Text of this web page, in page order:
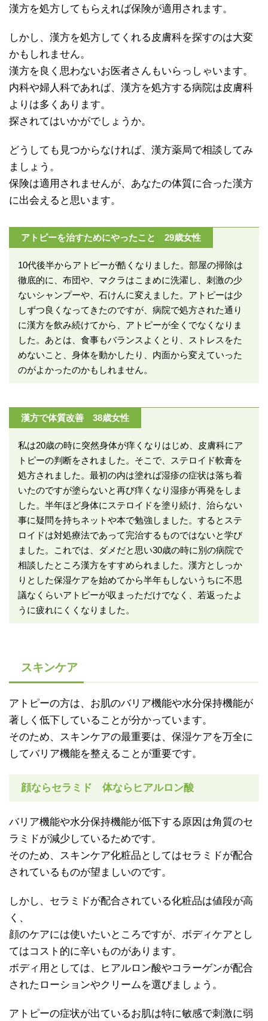
漢方を処方してもらえれば保険が適用されます。
しかし、漢方を処方してくれる皮膚科を探すのは大変
かもしれません。
漢方を良く思わないお医者さんもいらっしゃいます。
内科や婦人科であれば、漢方を処方する病院は皮膚科
よりは多くあります。
探されてはいかがでしょうか。
どうしても見つからなければ、漢方薬局で相談してみ
ましょう。
保険は適用されませんが、あなたの体質に合った漢方
に出会えると思います。
アトピーを治すためにやったこと 29歳女性
10代後半からアトピーが酷くなりました。部屋の掃除は
徹底的に、布団や、マクラはこまめに洗濯し、刺激の少
ないシャンプーや、石けんに変えました。アトピーは少
しずつ良くなってきたのですが、病院で処方された通り
に漢方を飲み続けてから、アトピーが全くでなくなりま
した。あとは、食事もバランスよくとり、ストレスをた
めないこと、身体を動かしたり、内面から変えていった
のがよかったのかもしれません。
漢方で体質改善 38歳女性
私は20歳の時に突然身体が痒くなりはじめ、皮膚科にア
トピーの判断をされました。そこで、ステロイド軟膏を
処方されました。最初の内は塗れば湿疹の症状は落ち着
いたのですが塗らないと再び痒くなり湿疹が再発をしま
した。半年ほど身体にステロイドを塗り続け、治らない
事に疑問を持ちネットや本で勉強しました。するとステ
ロイドは対処療法であって完治するものではないと学び
ました。これでは、ダメだと思い30歳の時に別の病院で
相談したところ漢方をすすめられました。漢方としっか
りとした保湿ケアを始めてから半年もしないうちに不思
議なくらいアトピーが収まっただけでなく、若返ったよ
うに疲れにくくなりました。
スキンケア
アトピーの方は、お肌のバリア機能や水分保持機能が
著しく低下していることが分かっています。
そのため、スキンケアの最重要は、保湿ケアを万全に
してバリア機能を整えることが重要です。
顔ならセラミド 体ならヒアルロン酸
バリア機能や水分保持機能が低下する原因は角質のセ
ラミドが減少しているためです。
そのため、スキンケア化粧品としてはセラミドが配合
されているものが望ましいのです。
しかし、セラミドが配合されている化粧品は値段が高
く、
顔のケアには使いたいところですが、ボディケアとし
てはコスト的に辛いものがあります。
ボディ用としては、ヒアルロン酸やコラーゲンが配合
されたローションやクリームを選びましょう。
アトピーの症状が出ているお肌は特に敏感で刺激に弱